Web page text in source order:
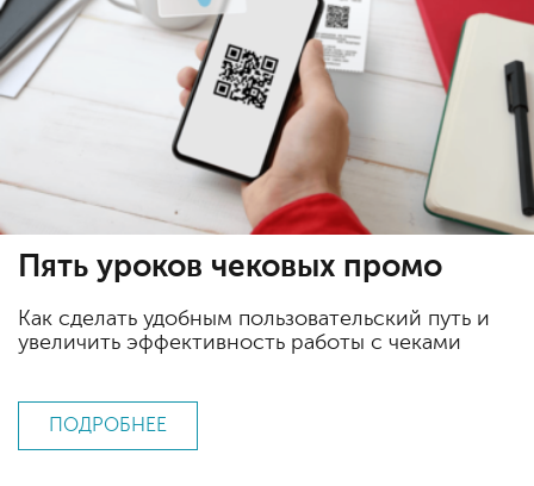
Пять уроков чековых промо
Как сделать удобным пользовательский путь и
увеличить эффективность работы с чеками
ПОДРОБНЕЕ